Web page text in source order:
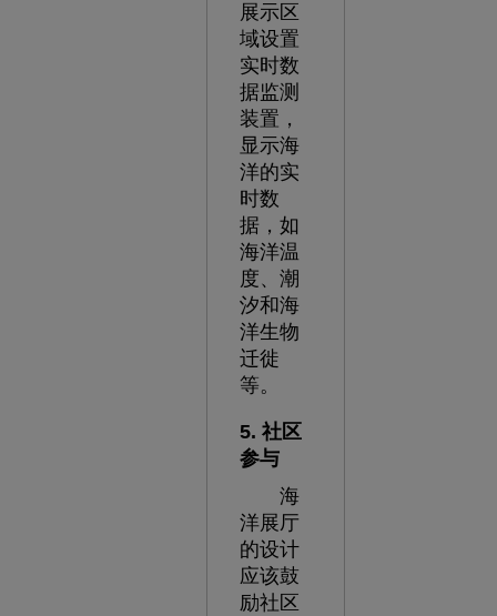
展示区
域设置
实时数
据监测
装置，
显示海
洋的实
时数
据，如
海洋温
度、潮
汐和海
洋生物
迁徙
等。
5. 社区
参与
海
洋展厅
的设计
应该鼓
励社区